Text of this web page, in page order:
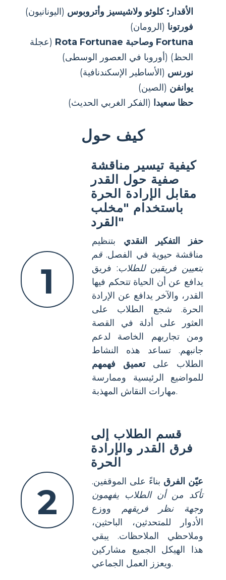
الأقدار: كلوثو ولاشيسيز وأتروبوس (اليونانيون)
فورتونا (الرومان)
Fortuna وصاحبة Rota Fortunae
(عجلة
الحظ) (أوروبا في العصور الوسطى)
نورنس (الأساطير الإسكندنافية)
يوانفن (الصين)
حظا سعيدا (الفكر الغربي الحديث)
كيف حول
1
كيفية تيسير مناقشة
صفية حول القدر
مقابل الإرادة الحرة
باستخدام "مخلب
القرد"
حفز التفكير النقدي بتنظيم
مناقشة حيوية في الفصل. قم
بتعيين فريقين للطلاب: فريق
يدافع عن أن الحياة تتحكم فيها
القدر، والآخر يدافع عن الإرادة
الحرة. شجع الطلاب على
العثور على أدلة في القصة
ومن تجاربهم الخاصة لدعم
جانبهم. تساعد هذه النشاط
الطلاب علىتعميق فهمهم
للمواضيع الرئيسية وممارسة
مهارات النقاش المهذبة.
2
قسم الطلاب إلى
فرق القدر والإرادة
الحرة
عيّن الفرق بناءً على الموقفين.
تأكد من أن الطلاب يفهمون
وجهة نظر فريقهم ووزع
الأدوار للمتحدثين، الباحثين،
وملاحظي الملاحظات. يبقي
هذا الهيكل الجميع مشاركين
ويعزز العمل الجماعي.